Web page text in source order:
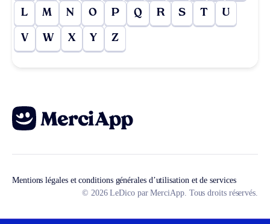
L M N O P Q R S T U
V W X Y Z
Mentions légales et conditions générales d’utilisation et de services
© 2026 LeDico par MerciApp. Tous droits réservés.